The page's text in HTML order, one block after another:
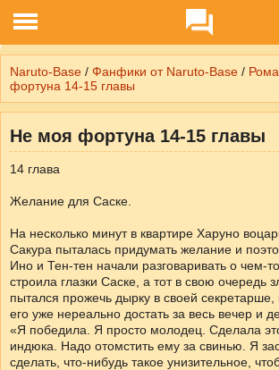
Naruto-Base / Фанфики от Naruto-Base /
фортуна 14-15 главы
Не моя фортуна 14-15 главы
14 глава
Желание для Саске.
На несколько минут в квартире Харуно
Сакура пыталась придумать желание и
Ино и Тен-тен начали разговаривать о чем-
строила глазки Саске, а тот в свою очередь
пытался прожечь дырку в своей секретарше,
его уже нереально достать за весь вечер и
«Я победила. Я просто молодец. Сделала
индюка. Надо отомстить ему за свинью. Я
сделать, что-нибудь такое унизительное,